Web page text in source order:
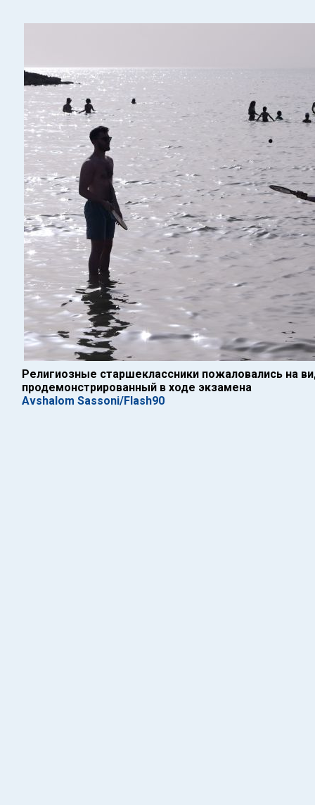
Религиозные старшеклассники пожаловались на
продемонстрированный в ходе экзамена
Avshalom Sassoni/Flash90